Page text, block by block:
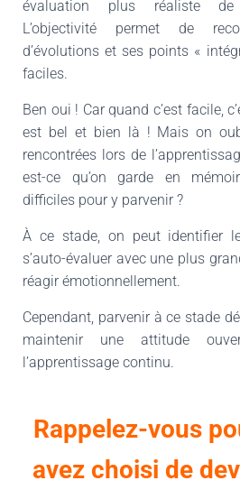
évaluation plus réaliste de
L’objectivité permet de
d’évolutions et ses points «
faciles.
Ben oui ! Car quand c’est facile,
est bel et bien là ! Mais on
rencontrées lors de
est-ce qu’on garde en
difficiles pour y parvenir ?
À ce stade, on peut identifier
s’auto-évaluer avec une plus
réagir émotionnellement.
Cependant, parvenir à ce stade
maintenir une attitude
l’apprentissage continu.
Rappelez-vous
avez choisi de